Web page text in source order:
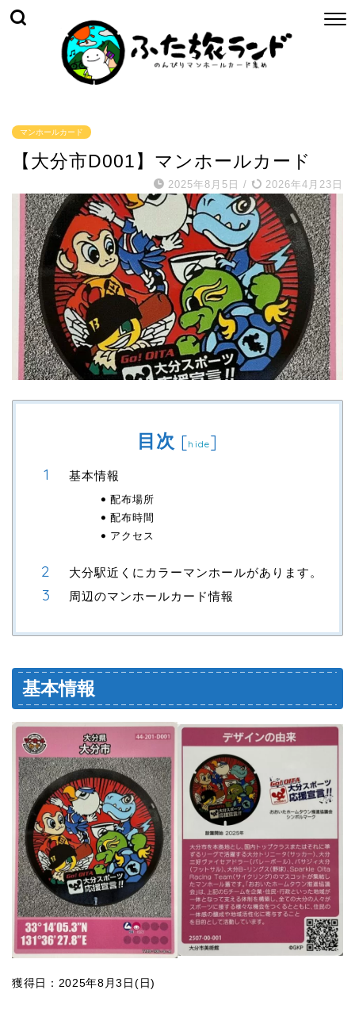
マンホールカード
【大分市D001】マンホールカード
2025年8月5日 / 2026年4月23日
目次 [hide]
基本情報
配布場所
配布時間
アクセス
大分駅近くにカラーマンホールがあります。
周辺のマンホールカード情報
基本情報
獲得日：2025年8月3日(日)